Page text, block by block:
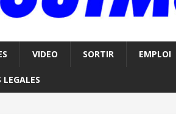
VIDEO SORTIR EMPLOI